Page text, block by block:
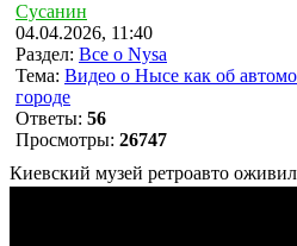
Сусанин
04.04.2026, 11:40
Раздел: Все о Nysa
Тема: Видео о Нысе как об
городе
Ответы: 56
Просмотры: 26747
Киевский музей ретроавто